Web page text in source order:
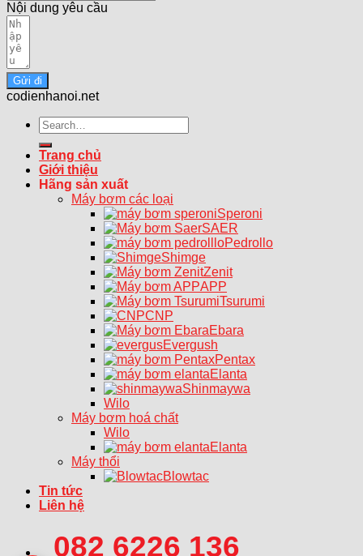
Nội dung yêu cầu
Gửi đi
codienhanoi.net
Search
for:
Trang chủ
Giới thiệu
Hãng sản xuất
Máy bơm các loại
Speroni
SAER
Pedrollo
Shimge
Zenit
APP
Tsurumi
CNP
Ebara
Evergush
Pentax
Elanta
Shinmaywa
Wilo
Máy bơm hoá chất
Wilo
Elanta
Máy thổi
Blowtac
Tin tức
Liên hệ
082 6226 136